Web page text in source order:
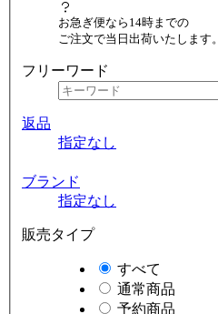
お急ぎ便なら14時までの
ご注文で当日出荷いたします。
フリーワード
返品
指定なし
ブランド
指定なし
販売タイプ
すべて
通常商品
予約商品